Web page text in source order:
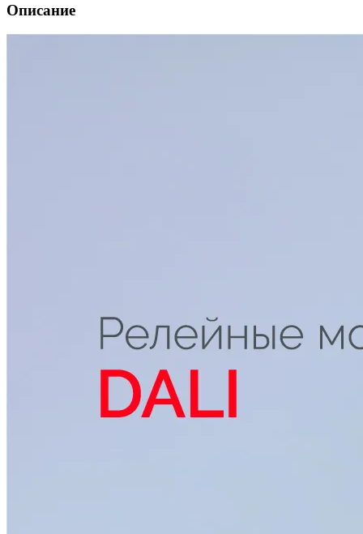
Описание